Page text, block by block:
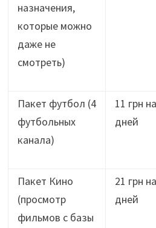
назначения,
которые можно
даже не
смотреть)
Пакет футбол (4
футбольных
канала)
11 грн
дней
Пакет Кино
(просмотр
фильмов с базы
21 грн
дней